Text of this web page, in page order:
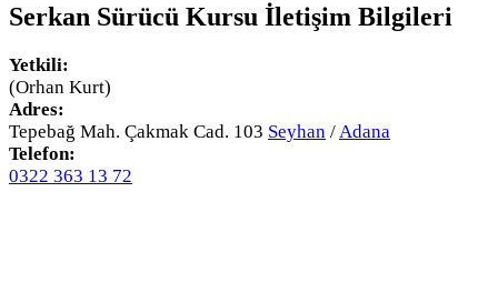
Serkan Sürücü Kursu İletişim Bilgileri
Yetkili:
(Orhan Kurt)
Adres:
Tepebağ Mah. Çakmak Cad. 103 Seyhan / Adana
Telefon:
0322 363 13 72